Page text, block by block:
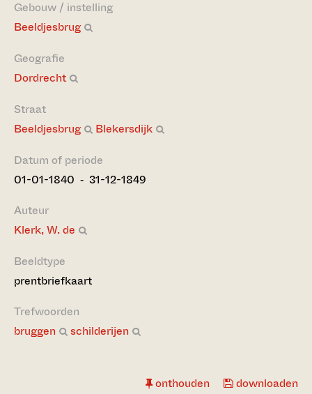
Gebouw / instelling
Beeldjesbrug
Geografie
Dordrecht
Straat
Beeldjesbrug
Blekersdijk
Datum of periode
01-01-1840 ‐ 31-12-1849
Auteur
Klerk, W. de
Beeldtype
prentbriefkaart
Trefwoorden
bruggen
schilderijen
onthouden downloaden